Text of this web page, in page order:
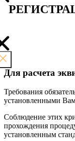
Для расчета
Требования
установленными
Соблюдение этих
прохождения
установленным